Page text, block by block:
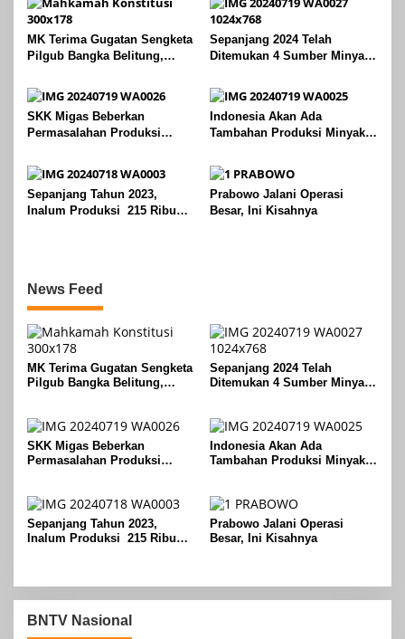
MK Terima Gugatan Sengketa
Pilgub Bangka Belitung,
Pembuktian
Sepanjang 2024 Telah
Ditemukan 4 Sumber Minyak
SKK Migas Beberkan
Permasalahan Produksi
Target
Indonesia Akan Ada
Tambahan Produksi Minyak
Sepanjang Tahun 2023,
Inalum Produksi 215 Ribu
Prabowo Jalani Operasi
Besar, Ini Kisahnya
News Feed
MK Terima Gugatan Sengketa
Pilgub Bangka Belitung,
Sepanjang 2024 Telah
Ditemukan 4 Sumber Minyak
SKK Migas Beberkan
Permasalahan Produksi
Indonesia Akan Ada
Tambahan Produksi Minyak
Sepanjang Tahun 2023,
Inalum Produksi 215 Ribu
Prabowo Jalani Operasi
Besar, Ini Kisahnya
BNTV Nasional